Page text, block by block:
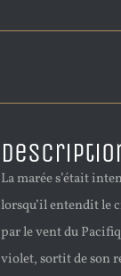
La marée s’était
lorsqu’il entendit le
par le vent du
violet, sortit de son